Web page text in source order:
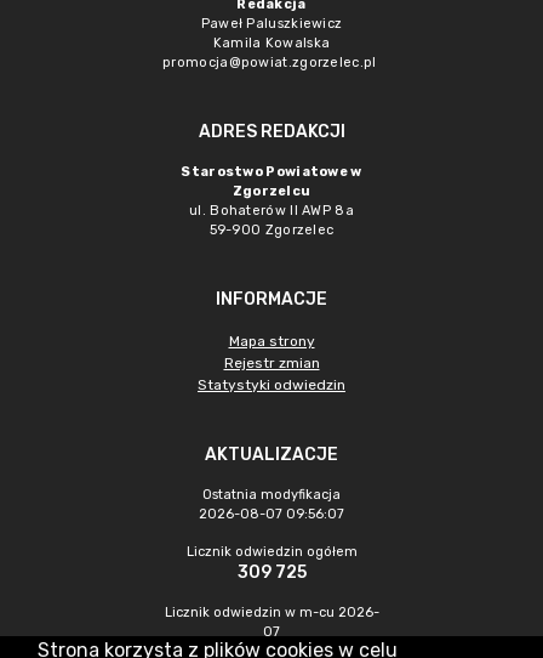
Redakcja
Paweł Paluszkiewicz
Kamila Kowalska
promocja@powiat.zgorzelec.pl
ADRES REDAKCJI
Starostwo Powiatowe w
Zgorzelcu
ul. Bohaterów II AWP 8a
59-900 Zgorzelec
INFORMACJE
Mapa strony
Rejestr zmian
Statystyki odwiedzin
AKTUALIZACJE
Ostatnia modyfikacja
2026-08-07 09:56:07
Licznik odwiedzin ogółem
309 725
Licznik odwiedzin w m-cu 2026-
07
423
Strona korzysta z plików cookies w celu